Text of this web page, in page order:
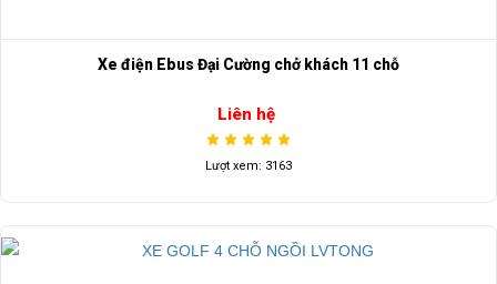
Xe điện Ebus Đại Cường chở khách 11 chỗ
Liên hệ
Lượt xem: 3163